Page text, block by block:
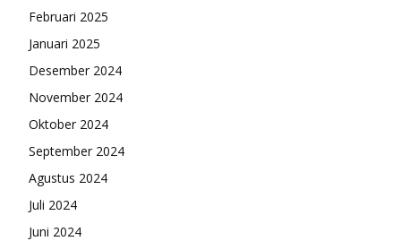
Februari 2025
Januari 2025
Desember 2024
November 2024
Oktober 2024
September 2024
Agustus 2024
Juli 2024
Juni 2024